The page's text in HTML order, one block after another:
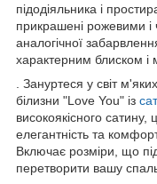
підодіяльника і
прикрашені рожевими і
аналогічної
характерним блиском і
. Зануртеся у світ
білизни "Love You" із
високоякісного
елегантність та
Включає розміри, що
перетворити вашу